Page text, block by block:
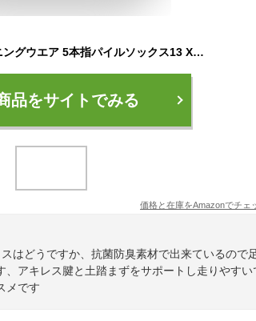
[アシックス] トレーニングウエア 5本指パイルソックス13 XAS158 [メンズ] ブラック/ホワイト 日本 26 (日本サイズM相当)
品をサイトでみる
価格と在庫をAmazonでチェ
はどうですか、抗菌防臭素材で出来ているので
、アキレス腱と土踏まずをサポートし走りやすい
メです